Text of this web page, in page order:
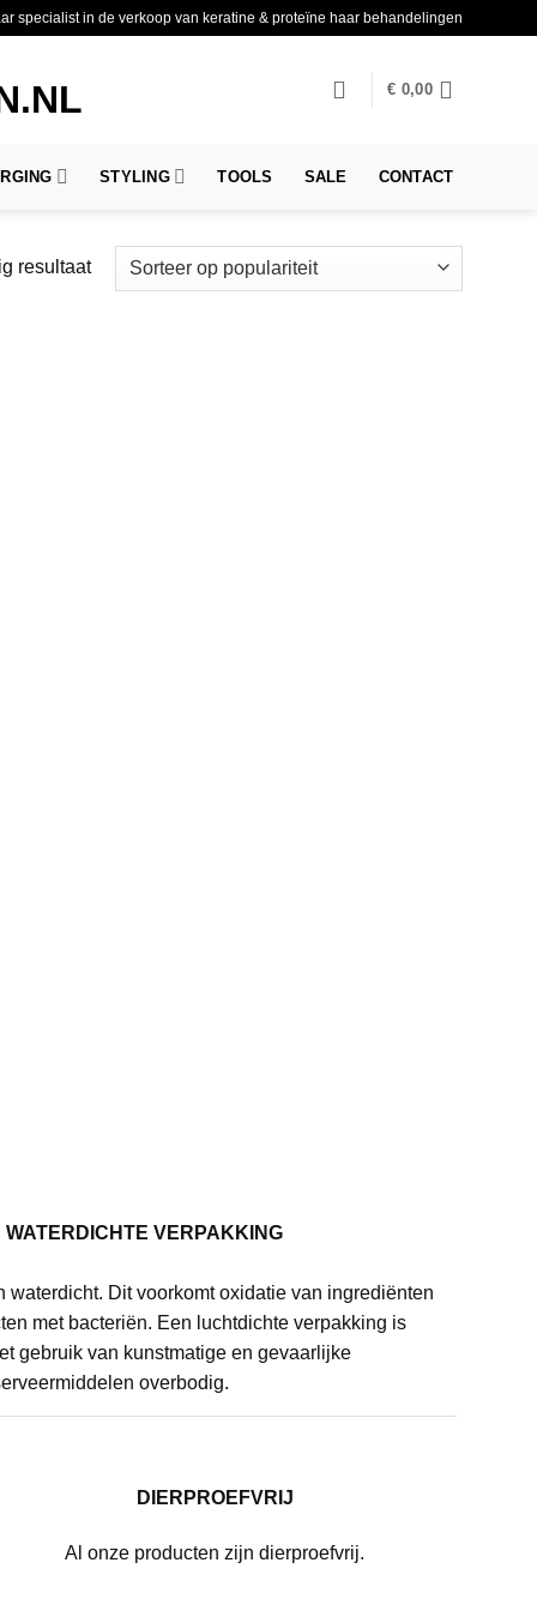
specialist in de verkoop van keratine & proteïne haar behandelingen
€ 0,00
STYLING TOOLS SALE CONTACT
resultaat
VERPAKKING
waterdicht. Dit voorkomt oxidatie van ingrediënten
met bacteriën. Een luchtdichte verpakking is
gebruik van kunstmatige en gevaarlijke
overbodig.
DIERPROEFVRIJ
Al onze producten zijn dierproefvrij.